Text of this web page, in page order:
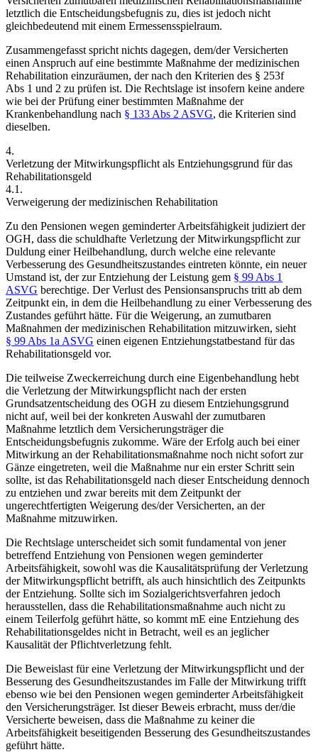
letztlich die Entscheidungsbefugnis zu, dies ist jedoch nicht
gleichbedeutend mit einem Ermessensspielraum.
Zusammengefasst spricht nichts dagegen, dem/der Versicherten
einen Anspruch auf eine bestimmte Maßnahme der medizinischen
Rehabilitation einzuräumen, der nach den Kriterien des § 253f
Abs 1 und 2 zu prüfen ist. Die Rechtslage ist insofern keine andere
wie bei der Prüfung einer bestimmten Maßnahme der
Krankenbehandlung nach § 133 Abs 2 ASVG, die Kriterien sind
dieselben.
4.
Verletzung der Mitwirkungspflicht als Entziehungsgrund für das
Rehabilitationsgeld
4.1.
Verweigerung der medizinischen Rehabilitation
Zu den Pensionen wegen geminderter Arbeitsfähigkeit judiziert der
OGH, dass die schuldhafte Verletzung der Mitwirkungspflicht zur
Duldung einer Heilbehandlung, durch welche eine relevante
Verbesserung des Gesundheitszustandes eintreten könnte, ein neuer
Umstand ist, der zur Entziehung der Leistung gem § 99 Abs 1
ASVG berechtige. Der Verlust des Pensionsanspruchs tritt ab dem
Zeitpunkt ein, in dem die Heilbehandlung zu einer Verbesserung des
Zustandes geführt hätte. Für die Weigerung, an zumutbaren
Maßnahmen der medizinischen Rehabilitation mitzuwirken, sieht
§ 99 Abs 1a ASVG einen eigenen Entziehungstatbestand für das
Rehabilitationsgeld vor.
Die teilweise Zweckerreichung durch eine Eigenbehandlung hebt
die Verletzung der Mitwirkungspflicht nach der ersten
Grundsatzentscheidung des OGH zu diesem Entziehungsgrund
nicht auf, weil bei der konkreten Auswahl der zumutbaren
Maßnahme letztlich dem Versicherungsträger die
Entscheidungsbefugnis zukomme. Wäre der Erfolg auch bei einer
Mitwirkung an der Rehabilitationsmaßnahme noch nicht sofort zur
Gänze eingetreten, weil die Maßnahme nur ein erster Schritt sein
sollte, ist das Rehabilitationsgeld nach dieser Entscheidung dennoch
zu entziehen und zwar bereits mit dem Zeitpunkt der
ungerechtfertigten Weigerung des/der Versicherten, an der
Maßnahme mitzuwirken.
Die Rechtslage unterscheidet sich somit fundamental von jener
betreffend Entziehung von Pensionen wegen geminderter
Arbeitsfähigkeit, sowohl was die Kausalitätsprüfung der Verletzung
der Mitwirkungspflicht betrifft, als auch hinsichtlich des Zeitpunkts
der Entziehung. Sollte sich im Sozialgerichtsverfahren jedoch
herausstellen, dass die Rehabilitationsmaßnahme auch nicht zu
einem Teilerfolg geführt hätte, so kommt mE eine Entziehung des
Rehabilitationsgeldes nicht in Betracht, weil es an jeglicher
Kausalität der Pflichtverletzung fehlt.
Die Beweislast für eine Verletzung der Mitwirkungspflicht und der
Besserung des Gesundheitszustandes im Falle der Mitwirkung trifft
ebenso wie bei den Pensionen wegen geminderter Arbeitsfähigkeit
den Versicherungsträger. Ist dieser Beweis erbracht, muss der/die
Versicherte beweisen, dass die Maßnahme zu keiner die
Arbeitsfähigkeit beseitigenden Besserung des Gesundheitszustandes
geführt hätte.